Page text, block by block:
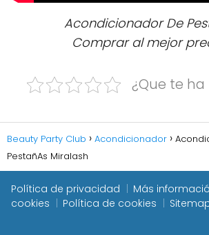
Acondicionador De
Comprar al mejor
¿Que te
Beauty Party Club Acondicionador
PestañAs Miralash
Política de privacidad
Más
cookies
Política de cookies